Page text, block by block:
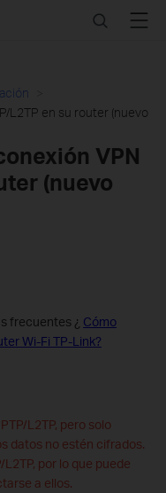
SearchMenu
L2TP en su router (nuevo
VPN
(nuevo
frecuentes ¿ Cómo
Wi-Fi TP-Link?
L2TP, pero solo
datos no estén cifrados.
por lo que puede
a ellos.